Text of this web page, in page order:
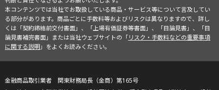
本コンテンツでは当社でお取扱している商品・サービス等について言及してい
る部分があります。商品ごとに手数料等およびリスクは異なりますので、詳し
くは「契約締結前交付書面」、「上場有価証券等書面」、「目論見書」、「目
論見書補完書面」または当社ウェブサイトの「リスク・手数料などの重要事項
に関する説明」をよくお読みください。
金融商品取引業者 関東財務局長（金商）第165号